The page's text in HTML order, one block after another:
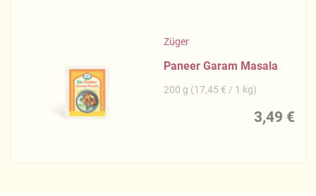
Züger
Paneer Garam Masala
200 g (17,45 € / 1 kg)
3,49 €